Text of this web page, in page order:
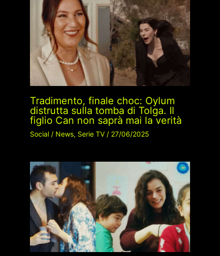
Tradimento, finale choc: Oylum
distrutta sulla tomba di Tolga. Il
figlio Can non saprà mai la verità
Social/ News, Serie TV/ 27/06/2025